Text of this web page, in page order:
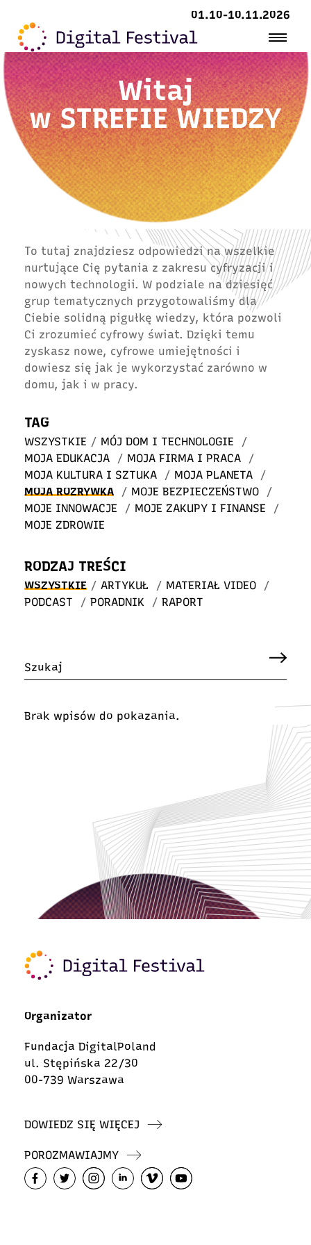
01.10-10.11.2026
Witaj
wSTREFIE WIEDZY
To tutaj znajdziesz odpowiedzi na wszelkie
nurtujące Cię pytania z zakresu cyfryzacji i
nowych technologii. W podziale na dziesięć
grup tematycznych przygotowaliśmy dla
Ciebie solidną pigułkę wiedzy, która pozwoli
Ci zrozumieć cyfrowy świat. Dzięki temu
zyskasz nowe, cyfrowe umiejętności i
dowiesz się jak je wykorzystać zarówno w
domu, jak i w pracy.
TAG
WSZYSTKIE / MÓJ DOM I TECHNOLOGIE
/
MOJA EDUKACJA
/ MOJA FIRMA I PRACA
/
MOJA KULTURA I SZTUKA
/ MOJA PLANETA
/
MOJA ROZRYWKA
/ MOJE BEZPIECZEŃSTWO
/
MOJE INNOWACJE
/ MOJE ZAKUPY I FINANSE
/
MOJE ZDROWIE
RODZAJ TREŚCI
WSZYSTKIE / ARTYKUŁ / MATERIAŁ VIDEO
/
PODCAST
/ PORADNIK / RAPORT
Brak wpisów do pokazania.
Organizator
Fundacja DigitalPoland
ul. Stępińska 22/30
00-739 Warszawa
DOWIEDZ SIĘ WIĘCEJ
POROZMAWIAJMY